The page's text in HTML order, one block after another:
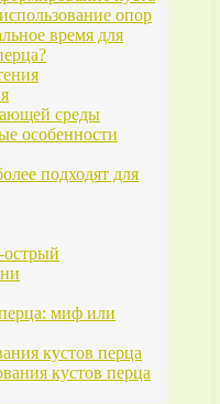
опор
время для
среды
особенности
подходят для
острый
миф или
кустов перца
кустов перца